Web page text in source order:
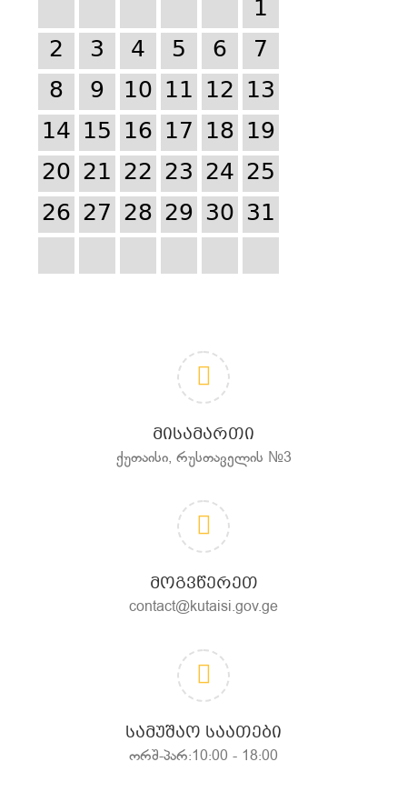
1
2
3 4 5 6
7
8
9 10 11 12 13
14 15 16 17 18 19
20 21 22 23 24 25
26 27 28 29 30 31
ᲛᲘᲡᲐᲛᲐᲠᲗᲘ
ქუთაისი, რუსთაველის №3
ᲛᲝᲒᲕᲬᲔᲠᲔᲗ
contact@kutaisi.gov.ge
ᲡᲐᲛᲣᲨᲐᲝ ᲡᲐᲐᲗᲔᲑᲘ
ორშ-პარ:10:00 - 18:00